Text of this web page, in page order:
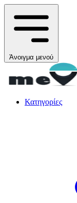
Άνοιγμα μενού
Κατηγορίες